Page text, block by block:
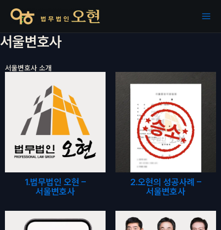
건너뛰기
서울변호사
서울변호사 소개
1.법무법인 오현 –
서울변호사
2.오현의 성공사례 –
서울변호사